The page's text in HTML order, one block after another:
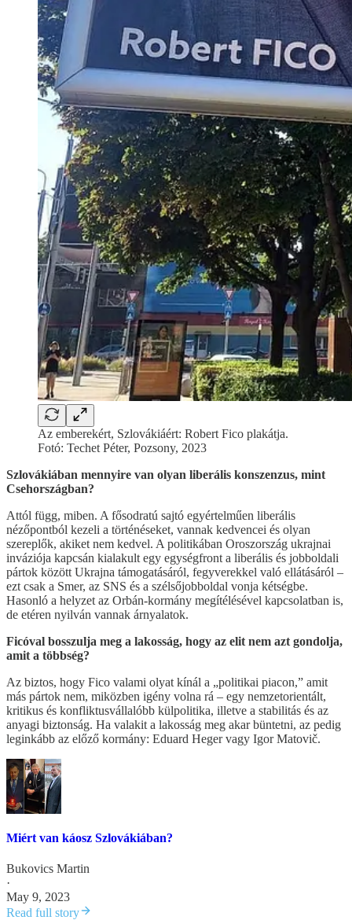
Az emberekért, Szlovákiáért: Robert Fico plakátja.
Fotó: Techet Péter, Pozsony, 2023
Szlovákiában mennyire van olyan liberális konszenzus, mint
Csehországban?
Attól függ, miben. A fősodratú sajtó egyértelműen liberális
nézőpontból kezeli a történéseket, vannak kedvencei és olyan
szereplők, akiket nem kedvel. A politikában Oroszország ukrajnai
inváziója kapcsán kialakult egy egységfront a liberális és jobboldali
pártok között Ukrajna támogatásáról, fegyverekkel való ellátásáról –
ezt csak a Smer, az SNS és a szélsőjobboldal vonja kétségbe.
Hasonló a helyzet az Orbán-kormány megítélésével kapcsolatban is,
de etéren nyilván vannak árnyalatok.
Ficóval bosszulja meg a lakosság, hogy az elit nem azt gondolja,
amit a többség?
Az biztos, hogy Fico valami olyat kínál a „politikai piacon,” amit
más pártok nem, miközben igény volna rá – egy nemzetorientált,
kritikus és konfliktusvállalóbb külpolitika, illetve a stabilitás és az
anyagi biztonság. Ha valakit a lakosság meg akar büntetni, az pedig
leginkább az előző kormány: Eduard Heger vagy Igor Matovič.
Miért van káosz Szlovákiában?
Bukovics Martin
·
May 9, 2023
Read full story